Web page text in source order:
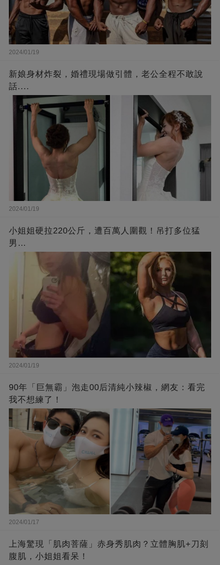
2024/01/19
新娘身材炸裂，婚禮現場做引體，老公全程不敢說
話....
2024/01/19
小姐姐硬拉220公斤，遭百萬人圍觀！吊打多位猛
男…
2024/01/19
90年「巨無霸」泡走00后清純小辣椒，網友：看完
我不想練了！
2024/01/17
上海驚現「肌肉菩薩」赤身秀肌肉？立體胸肌+刀刻
腹肌，小姐姐看呆！